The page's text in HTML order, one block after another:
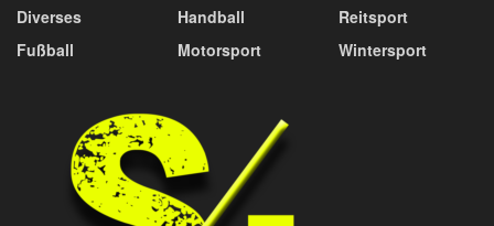
Diverses
Fußball
Handball
Motorsport
Reitsport
Wintersport